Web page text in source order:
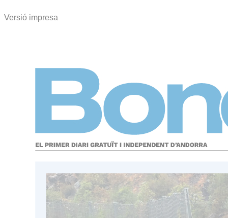
Versió impresa